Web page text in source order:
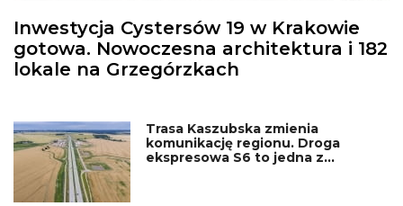
Inwestycja Cystersów 19 w Krakowie
gotowa. Nowoczesna architektura i 182
lokale na Grzegórzkach
Trasa Kaszubska zmienia
komunikację regionu. Droga
ekspresowa S6 to jedna z